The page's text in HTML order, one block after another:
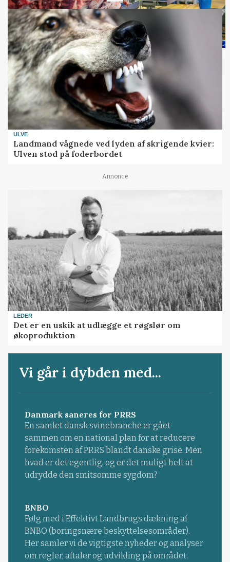
ULVE
Landmand vågnede ved lyden af skrigende kvier:
Ulven stod på foderbordet
Annonce
LEDER
Det er en uskik at udlægge et røgslør om
økoproduktion
Vi går i dybden med...
Danmark saneres for PRRS
En samlet dansk svinebranche er gået
sammen om en national plan for at reducere
forekomsten af PRRS blandt danske grise. Men
hvad er det egentlig, og er det muligt helt at
udrydde den smitsomme sygdom?
BNBO
Følg med i Effektivt Landbrugs dækning af
BNBO (boringsnære beskyttelsesområder).
Her samler vi de vigtigste nyheder og analyser
om regler, aftaler og udvikling på området.